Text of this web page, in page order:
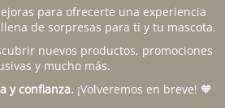
para ofrecerte una experiencia
de sorpresas para ti y tu mascota.
nuevos productos, promociones
y mucho más.
y confianza. ¡Volveremos en breve! 🧡